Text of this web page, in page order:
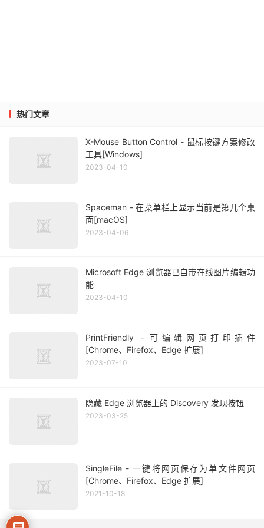
热门文章
X-Mouse Button Control - 鼠标按键方案修改
工具[Windows]
2023-04-10
Spaceman - 在菜单栏上显示当前是第几个桌
面[macOS]
2023-04-06
Microsoft Edge 浏览器已自带在线图片编辑功
能
2023-04-10
PrintFriendly - 可编辑网页打印插件
[Chrome、Firefox、Edge 扩展]
2023-07-10
隐藏 Edge 浏览器上的 Discovery 发现按钮
2023-03-25
SingleFile - 一键将网页保存为单文件网页
[Chrome、Firefox、Edge 扩展]
2021-10-18